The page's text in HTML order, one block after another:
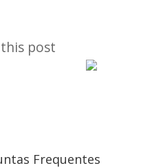
post
Frequentes